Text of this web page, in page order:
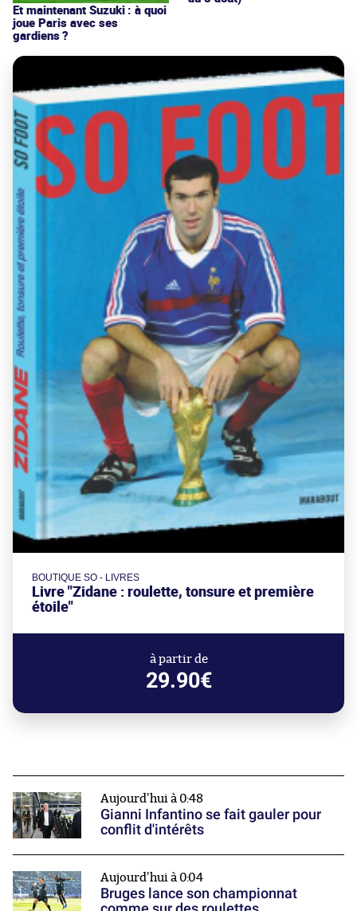
Et maintenant Suzuki : à quoi
joue Paris avec ses
gardiens ?
BOUTIQUE SO - LIVRES
Livre "Zidane : roulette, tonsure et première
étoile"
à partir de
29.90€
Aujourd'hui à 0:48
Gianni Infantino se fait gauler pour
conflit d'intérêts
Aujourd'hui à 0:04
Bruges lance son championnat